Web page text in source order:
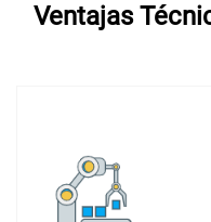
Ventajas